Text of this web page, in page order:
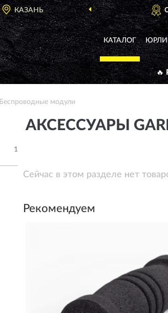
КАЗАНЬ ОФИЦИАЛЬНЫЙ
КАТАЛОГ
🔥
Беспроводные модули
1
АКСЕССУАРЫ
Сейчас в этом разделе нет
Рекомендуем